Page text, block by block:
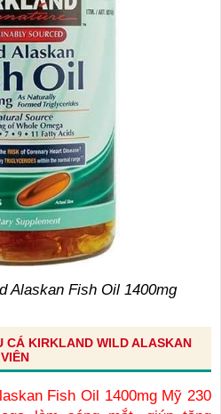
Alaskan Fish Oil 1400mg
CÁ KIRKLAND WILD ALASKAN
Fish Oil 1400mg Mỹ 230